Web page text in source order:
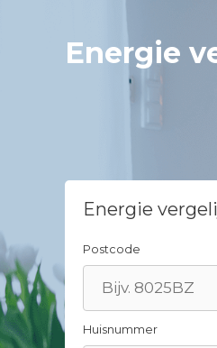
Energie
Energie
Postcode
Huisnummer